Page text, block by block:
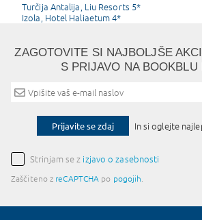
Post
navigation
Turčija Antalija, Liu Resorts 5*
Izola, Hotel Haliaetum 4*
ZAGOTOVITE SI NAJBOLJŠE
S PRIJAVO NA BOOKBLU
Prijavite se zdaj In si oglejte
Strinjam se z izjavo o zasebnosti
Zaščiteno z reCAPTCHA po pogojih